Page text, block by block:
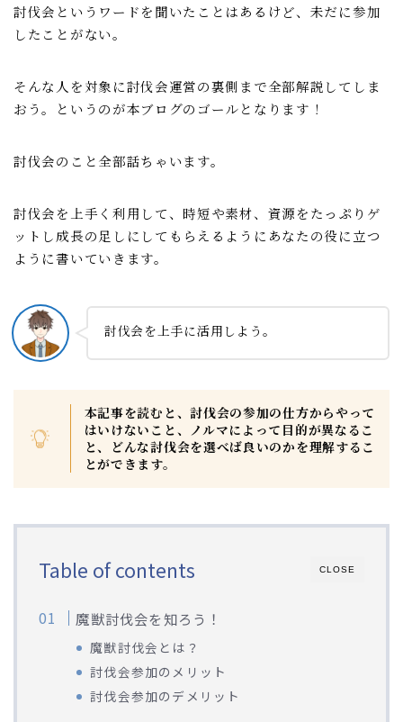
KVK
聖騎士
魔獣討伐会
おすすめ情報
ポイ活
愛用ツール
魔獣討伐会紹介掲示板
討伐会というワードを聞いたことはあるけど、未だに参加
したことがない。
そんな人を対象に討伐会運営の裏側まで全部解説してしま
おう。というのが本ブログのゴールとなります！
討伐会のこと全部話ちゃいます。
討伐会を上手く利用して、時短や素材、資源をたっぷりゲ
ットし成長の足しにしてもらえるようにあなたの役に立つ
ように書いていきます。
討伐会を上手に活用しよう。
本記事を読むと、討伐会の参加の仕方からやって
はいけないこと、ノルマによって目的が異なるこ
と、どんな討伐会を選べば良いのかを理解するこ
とができます。
CLOSE
Table of contents
魔獣討伐会を知ろう！
魔獣討伐会とは？
討伐会参加のメリット
討伐会参加のデメリット